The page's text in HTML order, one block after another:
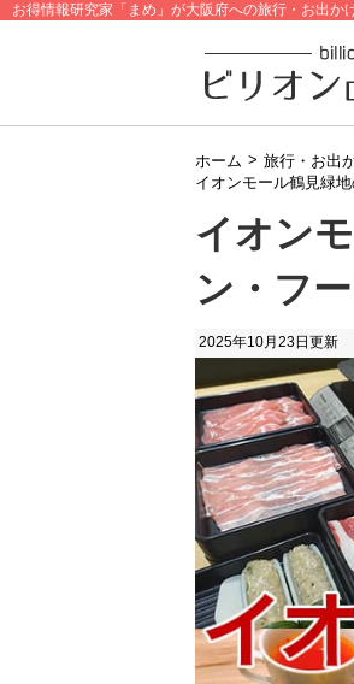
お得情報研究家「まめ」が大阪府への旅行・お出か
ホーム > 旅行・お出
イオンモール鶴見緑
イオン
ン・フ
2025年10月23日 更新